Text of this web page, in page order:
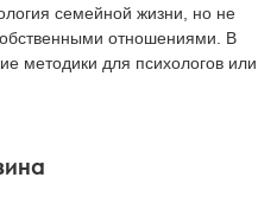
семейной жизни, но не
отношениями. В
методики для психологов или